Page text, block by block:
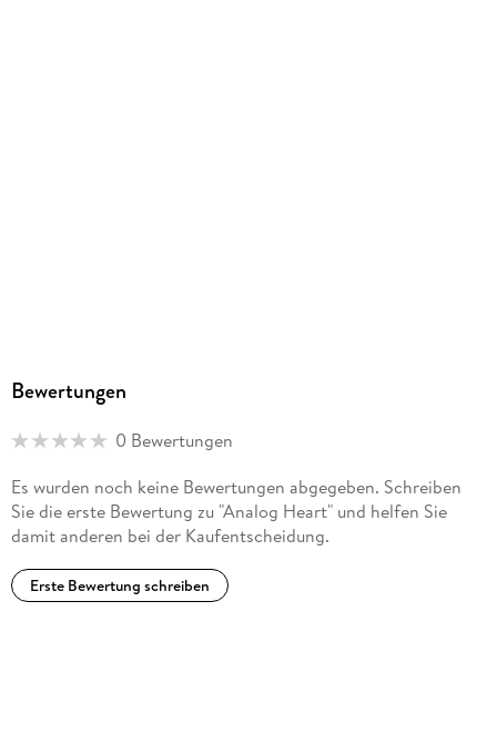
Bewertungen
0 Bewertungen
Es wurden noch keine Bewertungen abgegeben. Schreiben
Sie die erste Bewertung zu "Analog Heart" und helfen Sie
damit anderen bei der Kaufentscheidung.
Erste Bewertung schreiben